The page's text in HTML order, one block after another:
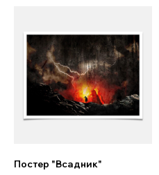
Постер "Всадник"